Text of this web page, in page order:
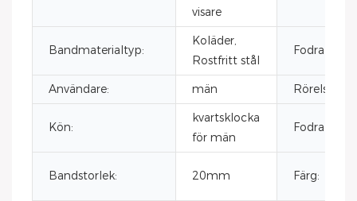
visare
Bandmaterialtyp:
Koläder,
Rostfritt stål
Användare: män
Kön:
kvartsklocka
för män
Bandstorlek: 20mm Färg: